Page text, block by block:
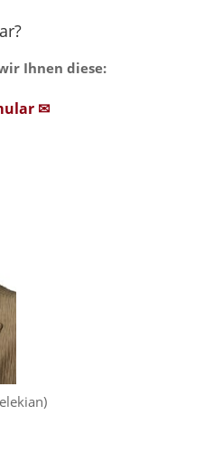
Ihnen diese:
✉